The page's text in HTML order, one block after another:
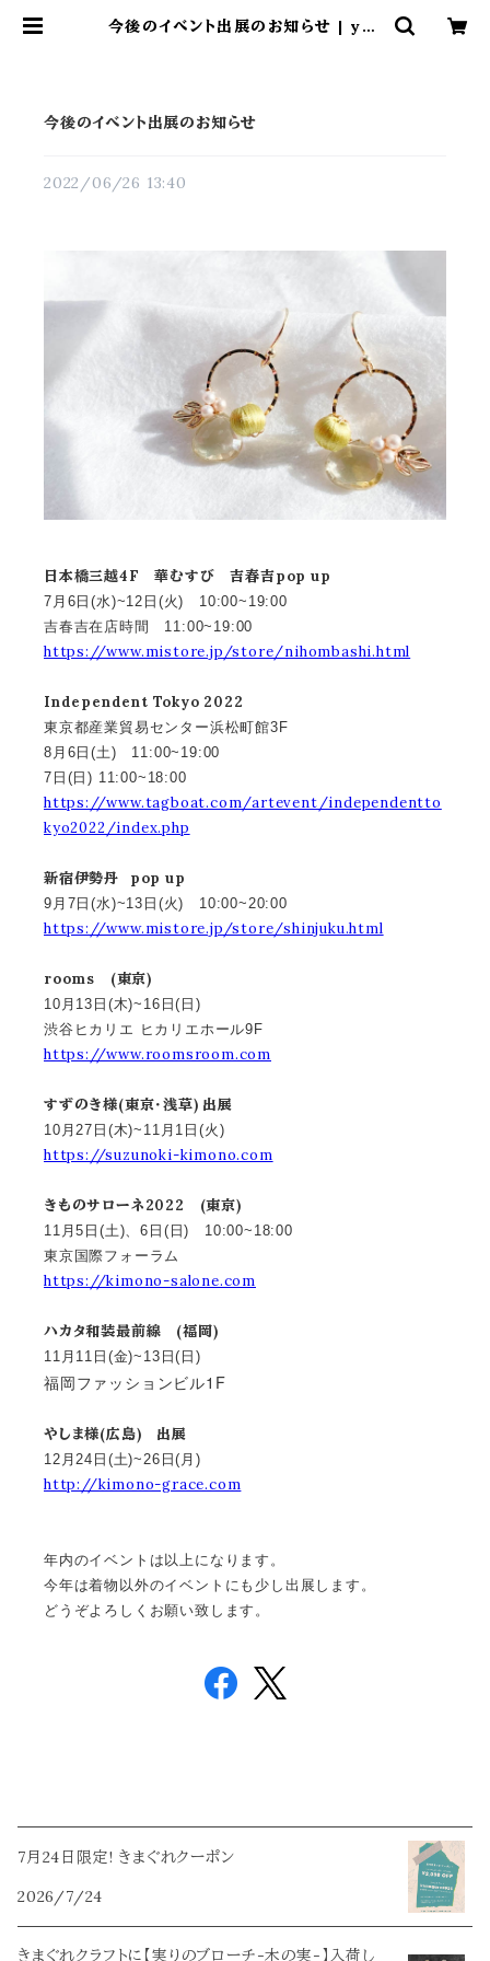
今後のイベント出展のお知らせ | yos
今後のイベント出展のお知らせ
2022/06/26 13:40
日本橋三越4F 華むすび 吉春吉pop up
7月6日(水)~12日(火) 10:00~19:00
吉春吉在店時間 11:00~19:00
https://www.mistore.jp/store/nihombashi.html
Independent Tokyo 2022
東京都産業貿易センター浜松町館3F
8月6日(土) 11:00~19:00
7日(日) 11:00~18:00
https://www.tagboat.com/artevent/independentto
kyo2022/index.php
新宿伊勢丹 pop up
9月7日(水)~13日(火) 10:00~20:00
https://www.mistore.jp/store/shinjuku.html
rooms (東京)
10月13日(木)~16日(日)
渋谷ヒカリエ ヒカリエホール9F
https://www.roomsroom.com
すずのき様(東京・浅草) 出展
10月27日(木)~11月1日(火)
https://suzunoki-kimono.com
きものサローネ2022 (東京)
11月5日(土)、6日(日) 10:00~18:00
東京国際フォーラム
https://kimono-salone.com
ハカタ和装最前線 (福岡)
11月11日(金)~13日(日)
福岡ファッションビル1F
やしま様(広島) 出展
12月24日(土)~26日(月)
http://kimono-grace.com
年内のイベントは以上になります。
今年は着物以外のイベントにも少し出展します。
どうぞよろしくお願い致します。
7月24日限定! きまぐれクーポン
2026/7/24
きまぐれクラフトに【実りのブローチ-木の実-】入荷し